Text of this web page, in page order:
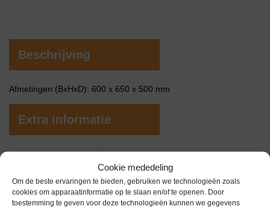
Cookie mededeling
Om de beste ervaringen te bieden, gebruiken we technologieën zoals
cookies om apparaatinformatie op te slaan en/of te openen. Door
toestemming te geven voor deze technologieën kunnen we gegevens
Beschrijving
Afmetingen (BxHxD): 600 x 650 x 500 mm
Extra informatie
Garantie 6 maanden
Conditie Gebruikt in goede conditie